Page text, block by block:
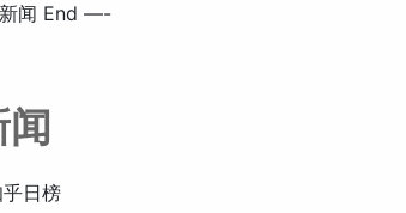
闻 End —-
日榜